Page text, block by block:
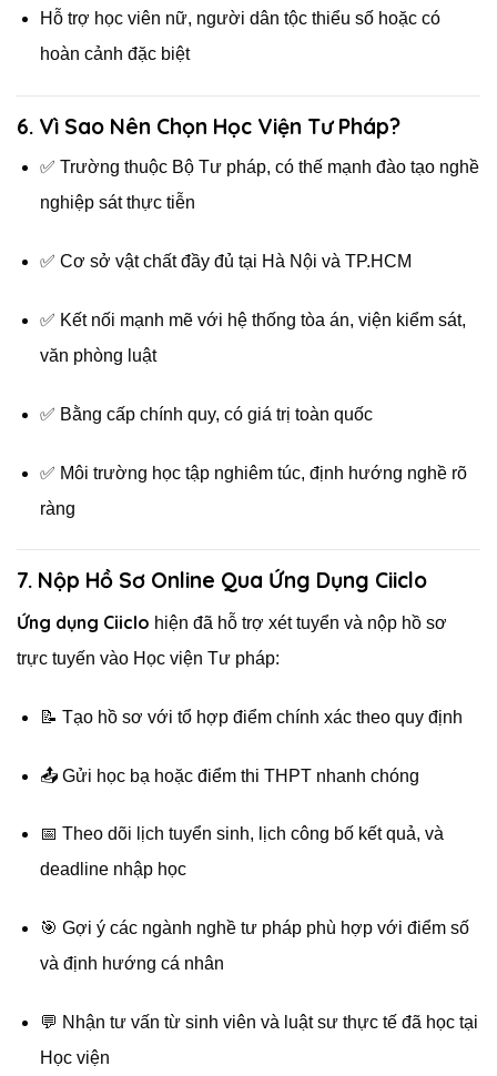
Hỗ trợ học viên nữ, người dân tộc thiểu số hoặc có
hoàn cảnh đặc biệt
6. Vì Sao Nên Chọn Học Viện Tư Pháp?
✅ Trường thuộc Bộ Tư pháp, có thế mạnh đào tạo nghề
nghiệp sát thực tiễn
✅ Cơ sở vật chất đầy đủ tại Hà Nội và TP.HCM
✅ Kết nối mạnh mẽ với hệ thống tòa án, viện kiểm sát,
văn phòng luật
✅ Bằng cấp chính quy, có giá trị toàn quốc
✅ Môi trường học tập nghiêm túc, định hướng nghề rõ
ràng
7. Nộp Hồ Sơ Online Qua Ứng Dụng Ciiclo
Ứng dụng Ciiclo hiện đã hỗ trợ xét tuyển và nộp hồ sơ
trực tuyến vào Học viện Tư pháp:
📝 Tạo hồ sơ với tổ hợp điểm chính xác theo quy định
📤 Gửi học bạ hoặc điểm thi THPT nhanh chóng
📅 Theo dõi lịch tuyển sinh, lịch công bố kết quả, và
deadline nhập học
🎯 Gợi ý các ngành nghề tư pháp phù hợp với điểm số
và định hướng cá nhân
💬 Nhận tư vấn từ sinh viên và luật sư thực tế đã học tại
Học viện